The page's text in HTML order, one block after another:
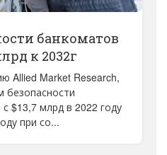
банкоматов
к 2032г
Allied Market Research,
безопасности
$13,7 млрд в 2022 году
при со...